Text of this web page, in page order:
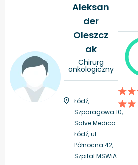
Aleksan
der
Oleszcz
ak
Chirurg
onkologiczny
Łódź,
Szparagowa 10,
Salve Medica
Łódź, ul.
Północna 42,
Szpital MSWiA